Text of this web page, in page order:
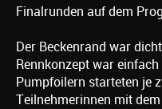
Finalrunden auf dem
Der Beckenrand war
Rennkonzept war
Pumpfoilern starteten je
Teilnehmerinnen mit